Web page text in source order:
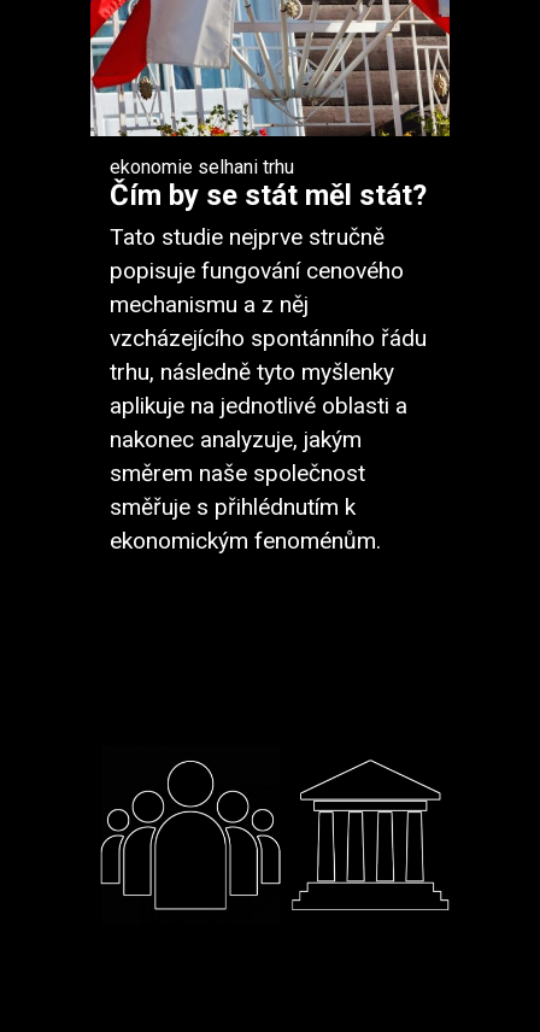
ekonomie selhani trhu
Čím by se stát měl stát?
Tato studie nejprve stručně
popisuje fungování cenového
mechanismu a z něj
vzcházejícího spontánního řádu
trhu, následně tyto myšlenky
aplikuje na jednotlivé oblasti a
nakonec analyzuje, jakým
směrem naše společnost
směřuje s přihlédnutím k
ekonomickým fenoménům.